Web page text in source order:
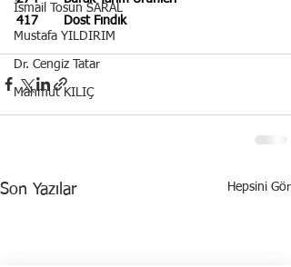
İsmail Tosun SARAL
Mustafa YILDIRIM
Dr. Cengiz Tatar
Mahmut KILIÇ
417       Dost Fındık
Son Yazılar Hepsini Gör